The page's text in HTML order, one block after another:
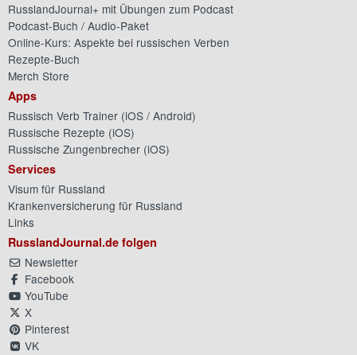
RusslandJournal+ mit Übungen zum Podcast
Podcast-Buch / Audio-Paket
Online-Kurs: Aspekte bei russischen Verben
Rezepte-Buch
Merch Store
Apps
Russisch Verb Trainer (iOS / Android)
Russische Rezepte (iOS)
Russische Zungenbrecher (iOS)
Services
Visum für Russland
Krankenversicherung für Russland
Links
RusslandJournal.de folgen
Newsletter
Facebook
YouTube
X
Pinterest
VK